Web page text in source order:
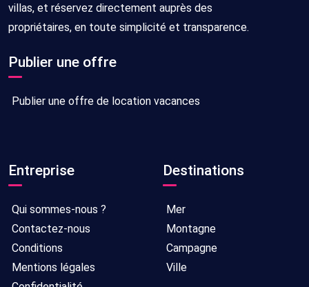
villas, et réservez directement auprès des
propriétaires, en toute simplicité et transparence.
Publier une offre
Publier une offre de location vacances
Entreprise
Qui sommes-nous ?
Contactez-nous
Conditions
Mentions légales
Destinations
Mer
Montagne
Campagne
Ville